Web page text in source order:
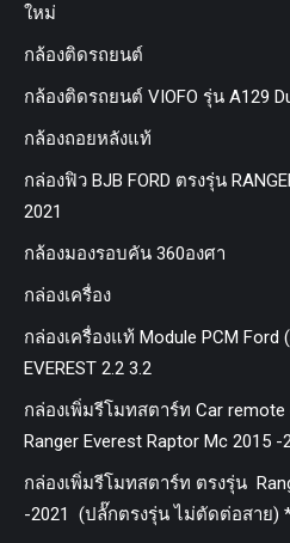
ใหม่
กล้องติดรถยนต์
กล้องติดรถยนต์ VIOFO รุ่น A129
กล้องถอยหลังแท้
กล่องฟิว BJB FORD ตรงรุ่น
2021
กล้องมองรอบคัน 360องศา
กล่องเครื่อง
กล่องเครื่องแท้ Module PCM Ford
EVEREST 2.2 3.2
กล่องเพิ่มรีโมทสตาร์ท Car
Ranger Everest Raptor Mc 2015 -
กล่องเพิ่มรีโมทสตาร์ท ตรงรุ่น
-2021 (ปลั๊กตรงรุ่น ไม่ตัดต่อสาย)